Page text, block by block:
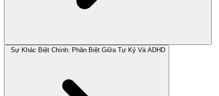
Sự Khác Biệt Chính: Phân Biệt Giữa Tự Kỷ Và ADHD